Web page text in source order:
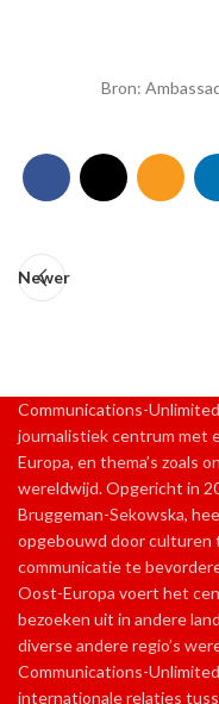
Bron:
Newer
Communications-
journalistiek centrum met
Europa, en thema’s zoals
wereldwijd. Opgericht in
Bruggeman-Sekowska,
opgebouwd door culturen
communicatie te
Oost-Europa voert het
bezoeken uit in andere
diverse andere regio’s
Communications-
internationale relaties